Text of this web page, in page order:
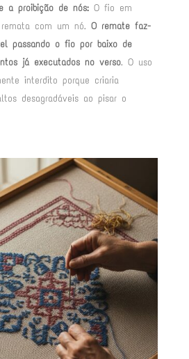
a proibição de nós:O fio em
com um nó. O remate faz-
passando o fio por baixo de
já executados no verso. O uso
interdito porque criaria
desagradáveis ao pisar o